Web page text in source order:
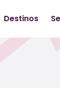
Destinos